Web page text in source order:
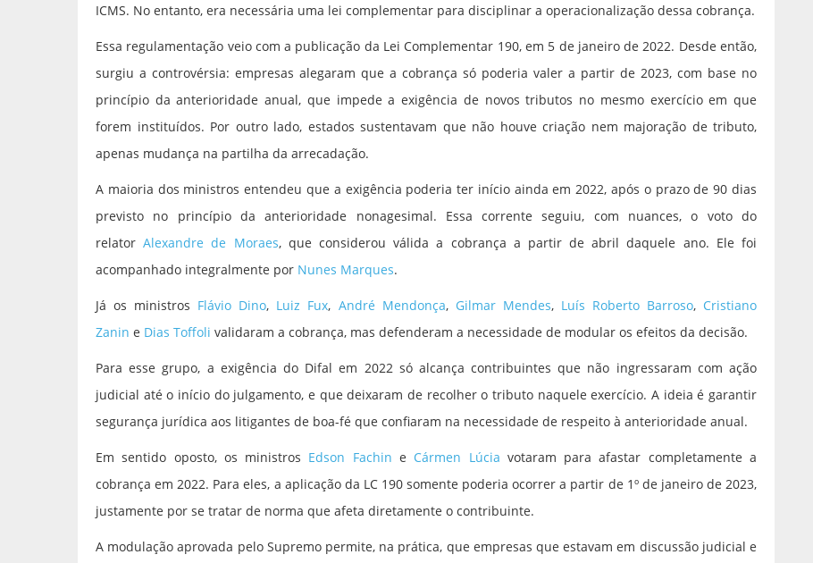
ICMS. No entanto, era necessária uma lei complementar para disciplinar a operacionalização dessa cobrança.
Essa regulamentação veio com a publicação da Lei Complementar 190, em 5 de janeiro de 2022. Desde então,
surgiu a controvérsia: empresas alegaram que a cobrança só poderia valer a partir de 2023, com base no
princípio da anterioridade anual, que impede a exigência de novos tributos no mesmo exercício em que
forem instituídos. Por outro lado, estados sustentavam que não houve criação nem majoração de tributo,
apenas mudança na partilha da arrecadação.
A maioria dos ministros entendeu que a exigência poderia ter início ainda em 2022, após o prazo de 90 dias
previsto no princípio da anterioridade nonagesimal. Essa corrente seguiu, com nuances, o voto do
relatorAlexandre de Moraes, que considerou válida a cobrança a partir de abril daquele ano. Ele foi
acompanhado integralmente por Nunes Marques.
Já os ministros Flávio Dino, Luiz Fux, André Mendonça, Gilmar Mendes, Luís Roberto Barroso, Cristiano
Zanin e Dias Toffoli validaram a cobrança, mas defenderam a necessidade de modular os efeitos da decisão.
Para esse grupo, a exigência do Difal em 2022 só alcança contribuintes que não ingressaram com ação
judicial até o início do julgamento, e que deixaram de recolher o tributo naquele exercício. A ideia é garantir
segurança jurídica aos litigantes de boa-fé que confiaram na necessidade de respeito à anterioridade anual.
Em sentido oposto, os ministros Edson Fachin e Cármen Lúcia votaram para afastar completamente a
cobrança em 2022. Para eles, a aplicação da LC 190 somente poderia ocorrer a partir de 1º de janeiro de 2023,
justamente por se tratar de norma que afeta diretamente o contribuinte.
A modulação aprovada pelo Supremo permite, na prática, que empresas que estavam em discussão judicial e